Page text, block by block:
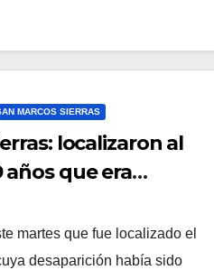
MARCOS SIERRAS
localizaron al
que era
martes que fue localizado el
desaparición había sido